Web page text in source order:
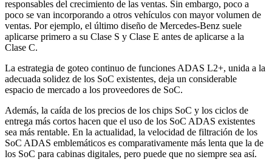
responsables del crecimiento de las ventas. Sin embargo, poco a
poco se van incorporando a otros vehículos con mayor volumen de
ventas. Por ejemplo, el último diseño de Mercedes-Benz suele
aplicarse primero a su Clase S y Clase E antes de aplicarse a la
Clase C.
La estrategia de goteo continuo de funciones ADAS L2+, unida a la
adecuada solidez de los SoC existentes, deja un considerable
espacio de mercado a los proveedores de SoC.
Además, la caída de los precios de los chips SoC y los ciclos de
entrega más cortos hacen que el uso de los SoC ADAS existentes
sea más rentable. En la actualidad, la velocidad de filtración de los
SoC ADAS emblemáticos es comparativamente más lenta que la de
los SoC para cabinas digitales, pero puede que no siempre sea así.